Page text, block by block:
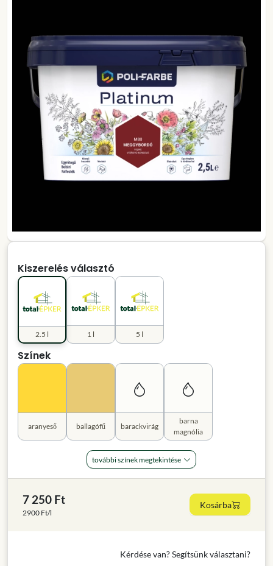
Kiszerelés választó
1 l
2.5 l 5 l
Színek
aranyeső ballagófű barackvirág
barna
magnólia
további színek megtekintése
7 250 Ft
2900 Ft/l
Kosárba
Kérdése van? Segítsünk választani?